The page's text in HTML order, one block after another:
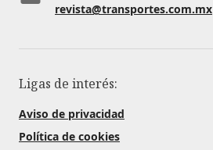
revista@transportes.com.mx
Ligas de interés:
Aviso de privacidad
Política de cookies